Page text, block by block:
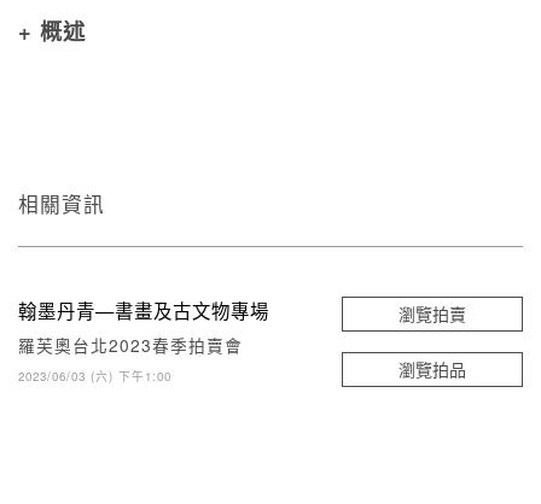
+ 概述
相關資訊
翰墨丹青—書畫及古文物專場
羅芙奧台北2023春季拍賣會
2023/06/03 (六) 下午1:00
瀏覽拍賣
瀏覽拍品